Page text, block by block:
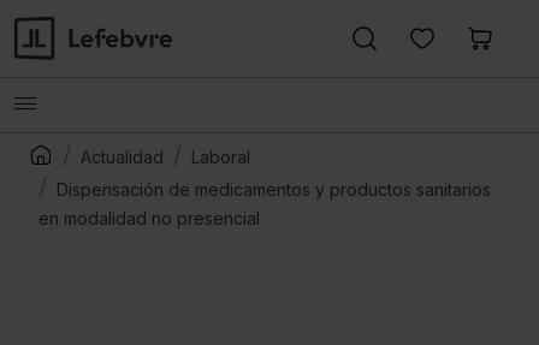
Actualidad
Laboral
Dispensación de medicamentos y productos sanitarios
en modalidad no presencial